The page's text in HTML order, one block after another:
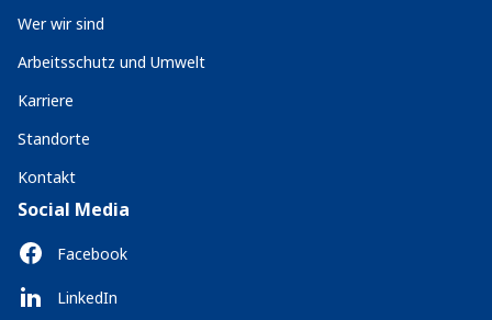
Wer wir sind
Arbeitsschutz und Umwelt
Karriere
Standorte
Kontakt
Social Media
Facebook
LinkedIn